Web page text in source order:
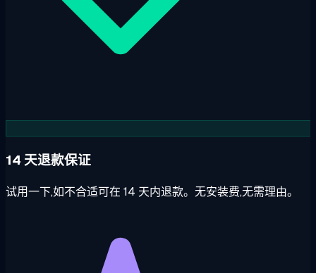
14 天退款保证
试用一下,如不合适可在 14 天内退款。无安装费,无需理由。